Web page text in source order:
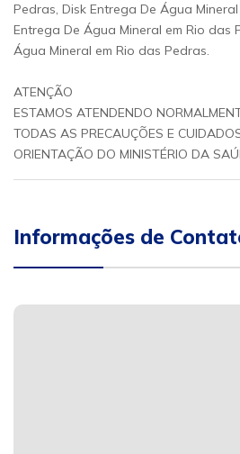
Pedras, Disk Entrega De Água
Entrega De Água Mineral em Rio das
Água Mineral em Rio das Pedras.
ATENÇÃO
ESTAMOS ATENDENDO
TODAS AS PRECAUÇÕES E
ORIENTAÇÃO DO MINISTÉRIO DA
Informações de